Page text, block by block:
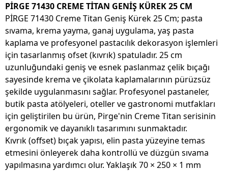
PİRGE 71430 CREME TİTAN GENİŞ KÜREK 25 CM
PİRGE 71430 Creme Titan Geniş Kürek 25 Cm; pasta
sıvama, krema yayma, ganaj uygulama, yaş pasta
kaplama ve profesyonel pastacılık dekorasyon işlemleri
için tasarlanmış ofset (kıvrık) spatuladır. 25 cm
uzunluğundaki geniş ve esnek paslanmaz çelik bıçağı
sayesinde krema ve çikolata kaplamalarının pürüzsüz
şekilde uygulanmasını sağlar. Profesyonel pastaneler,
butik pasta atölyeleri, oteller ve gastronomi mutfakları
için geliştirilen bu ürün, Pirge'nin Creme Titan serisinin
ergonomik ve dayanıklı tasarımını sunmaktadır.
Kıvrık (offset) bıçak yapısı, elin pasta yüzeyine temas
etmesini önleyerek daha kontrollü ve düzgün sıvama
yapılmasına yardımcı olur. Yaklaşık 70 × 250 × 1 mm